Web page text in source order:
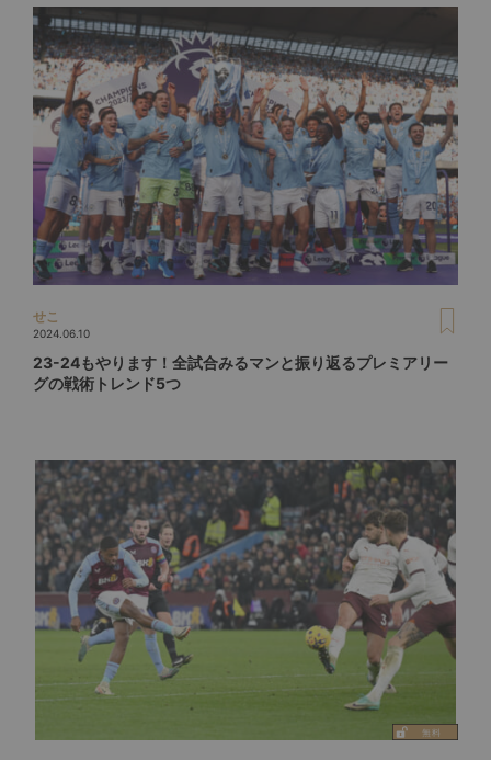
せこ
2024.06.10
23-24もやります！全試合みるマンと振り返るプレミアリー
グの戦術トレンド5つ